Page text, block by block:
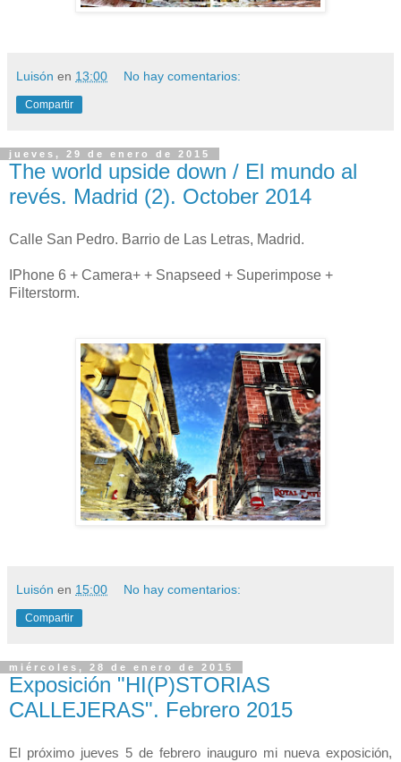
Luisón en 13:00 No hay comentarios:
Compartir
jueves, 29 de enero de 2015
The world upside down / El mundo al
revés. Madrid (2). October 2014
Calle San Pedro. Barrio de Las Letras, Madrid.
IPhone 6 + Camera+ + Snapseed + Superimpose +
Filterstorm.
Luisón en 15:00 No hay comentarios:
Compartir
miércoles, 28 de enero de 2015
Exposición "HI(P)STORIAS
CALLEJERAS". Febrero 2015
El próximo jueves 5 de febrero inauguro mi nueva exposición,